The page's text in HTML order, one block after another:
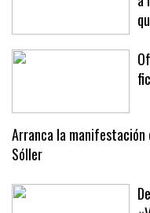
a
Arranca la manifestación
Sóller